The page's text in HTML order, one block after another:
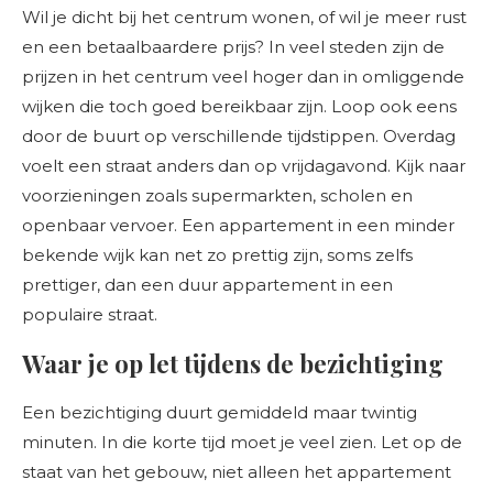
Wil je dicht bij het centrum wonen, of wil je meer rust
en een betaalbaardere prijs? In veel steden zijn de
prijzen in het centrum veel hoger dan in omliggende
wijken die toch goed bereikbaar zijn. Loop ook eens
door de buurt op verschillende tijdstippen. Overdag
voelt een straat anders dan op vrijdagavond. Kijk naar
voorzieningen zoals supermarkten, scholen en
openbaar vervoer. Een appartement in een minder
bekende wijk kan net zo prettig zijn, soms zelfs
prettiger, dan een duur appartement in een
populaire straat.
Waar je op let tijdens de bezichtiging
Een bezichtiging duurt gemiddeld maar twintig
minuten. In die korte tijd moet je veel zien. Let op de
staat van het gebouw, niet alleen het appartement